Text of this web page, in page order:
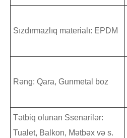
Sızdırmazlıq materialı: EPDM
Rəng: Qara, Gunmetal boz
Tətbiq olunan Ssenarilər:
Tualet, Balkon, Mətbəx və s.